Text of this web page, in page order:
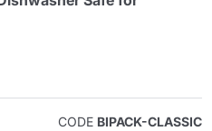
CODE BIPACK-CLASSIC